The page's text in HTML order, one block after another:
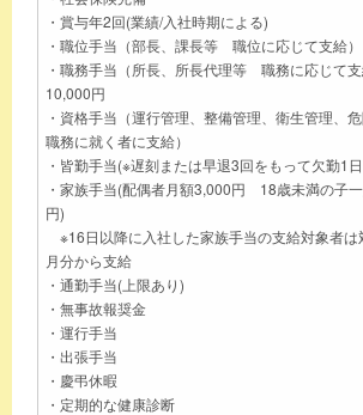
・賞与年2回(業績/入社時期による)
・職位手当（部長、課長等 職位に応じて支給）
・職務手当（所長、所長代理等 職務に応じて
10,000円
・資格手当（運行管理、整備管理、衛生管理、
職務に就く者に支給）
・皆勤手当(※遅刻または早退3回をもって欠勤1
・家族手当(配偶者月額3,000円 18歳未満の子
円)
※16日以降に入社した家族手当の支給対象者は
月分から支給
・通勤手当(上限あり)
・無事故報奨金
・運行手当
・出張手当
・慶弔休暇
・定期的な健康診断